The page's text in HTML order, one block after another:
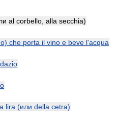
al corbello, alla secchia)
che porta il vino e beve l'acqua
lira (или della cetra)